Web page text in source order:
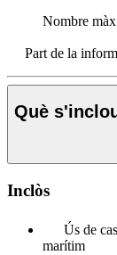
Nombre
Part de la
Què
Inclòs
Ús de
marítim